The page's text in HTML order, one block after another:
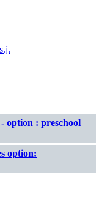
option : preschool
option: